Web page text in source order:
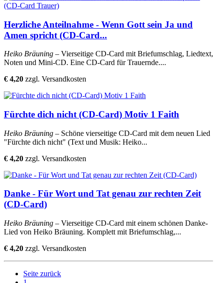
Herzliche Anteilnahme - Wenn Gott sein Ja und
Amen spricht (CD-Card...
Heiko Bräuning – Vierseitige CD-Card mit Briefumschlag, Liedtext,
Noten und Mini-CD. Eine CD-Card für Trauernde....
€ 4,20 zzgl. Versandkosten
Fürchte dich nicht (CD-Card) Motiv 1 Faith
Heiko Bräuning – Schöne vierseitige CD-Card mit dem neuen Lied
"Fürchte dich nicht" (Text und Musik: Heiko...
€ 4,20 zzgl. Versandkosten
Danke - Für Wort und Tat genau zur rechten Zeit
(CD-Card)
Heiko Bräuning – Vierseitige CD-Card mit einem schönen Danke-
Lied von Heiko Bräuning. Komplett mit Briefumschlag,...
€ 4,20 zzgl. Versandkosten
Seite zurück